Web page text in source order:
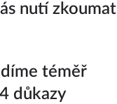
nutí zkoumat
téměř
důkazy